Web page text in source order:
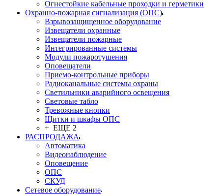
Огнестойкие кабельные проходки и герметики
Охранно-пожарная сигнализация (ОПС)
Взрывозащищенное оборудование
Извещатели охранные
Извещатели пожарные
Интегрированные системы
Модули пожаротушения
Оповещатели
Приемо-контрольные приборы
Радиоканальные системы охраны
Светильники аварийного освещения
Световые табло
Тревожные кнопки
Щитки и шкафы ОПС
+ ЕЩЕ 2
РАСПРОДАЖА
Автоматика
Видеонаблюдение
Оповещение
ОПС
СКУД
Сетевое оборудование